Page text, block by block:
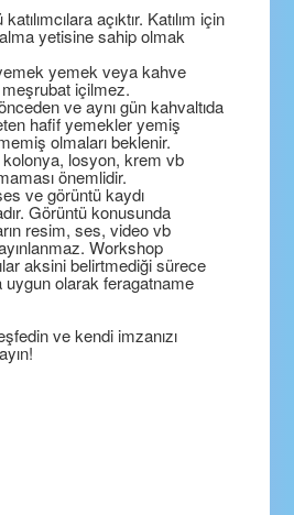
açıktır. Katılım için
yetisine sahip olmak
yemek veya kahve
içilmez.
ve aynı gün kahvaltıda
hafif yemekler yemiş
olmaları beklenir.
losyon, krem vb
önemlidir.
ve görüntü kaydı
Görüntü konusunda
resim, ses, video vb
Workshop
aksini belirtmediği sürece
uygun olarak feragatname
ve kendi imzanızı